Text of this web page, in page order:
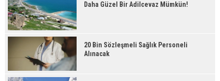
Daha Güzel Bir Adilcevaz Mümkün!
20 Bin Sözleşmeli Sağlık Personeli
Alınacak